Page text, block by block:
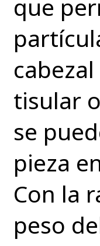
que
tisular
se
pieza
Con la
peso